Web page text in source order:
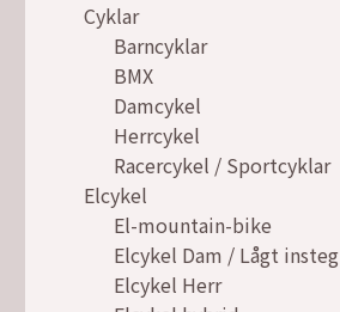
Cyklar
Barncyklar
BMX
Damcykel
Herrcykel
Racercykel / Sportcyklar
Elcykel
El-mountain-bike
Elcykel Dam / Lågt insteg
Elcykel Herr